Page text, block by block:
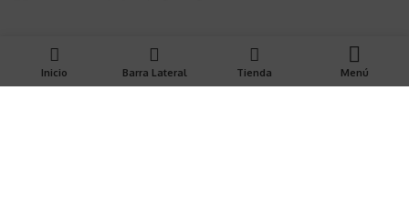
Inicio Barra Lateral Tienda Menú